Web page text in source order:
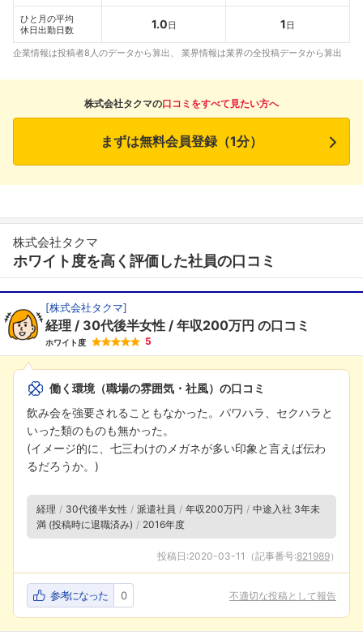
ひと月の平均
休日出勤日数
1.0日 1日
企業情報は投稿者8人のデータから算出、 業界情報は業界の全投稿データから算出
株式会社タクマの口コミをすべて見たい方へ
まずは無料会員登録（1分）
株式会社タクマ
ホワイト度を高く評価した社員の口コミ
[株式会社タクマ]
経理 30代後半女性 年収200万円 の口コミ
ホワイト度 5
働く環境（職場の雰囲気・社風）の口コミ
飲み会を強要されることもなかった。パワハラ、セクハラと
いった類のものも無かった。
(イメージ的に、七三わけのメガネが多い印象と言えば伝わ
るだろうか。)
経理 30代後半女性 派遣社員 年収200万円
中途入社 3年未
満 (投稿時に退職済み)
2016年度
投稿日:2020-03-11 （記事番号:821989）
参考になった 0 不適切な投稿として報告